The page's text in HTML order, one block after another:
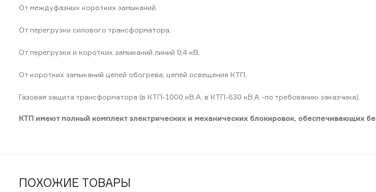
От междуфазных коротких замыканий,
От перегрузки силового трансформатора,
От перегрузки и коротких замыканий линий 0,4 кВ,
От коротких замыканий цепей обогрева, цепей освещения КТП,
Газовая защита трансформатора (в КТП-1000 кВ.А, в КТП-630 кВ.А -по требованию заказчика).
КТП имеют полный комплект электрических и механических блокировок, обеспечивающих
ПОХОЖИЕ ТОВАРЫ